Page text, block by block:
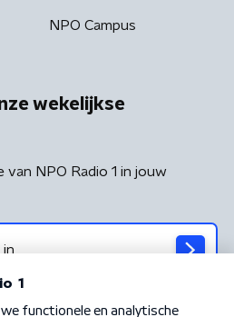
NPO Campus
wekelijkse
NPO Radio 1 in jouw